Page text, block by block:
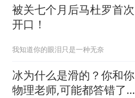
被关七个月后马杜罗首次
开口！
我知道你的眼泪只是一种无奈
冰为什么是滑的？你和你
物理老师,可能都答错了